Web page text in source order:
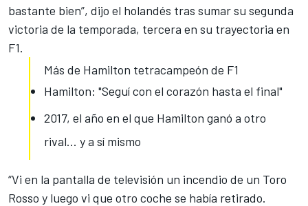
bastante bien”, dijo el holandés tras sumar su segunda
victoria de la temporada, tercera en su trayectoria en
F1.
Más de Hamilton tetracampeón de F1
Hamilton: "Seguí con el corazón hasta el final"
2017, el año en el que Hamilton ganó a otro
rival... y a sí mismo
“Vi en la pantalla de televisión un incendio de un Toro
Rosso y luego vi que otro coche se había retirado.